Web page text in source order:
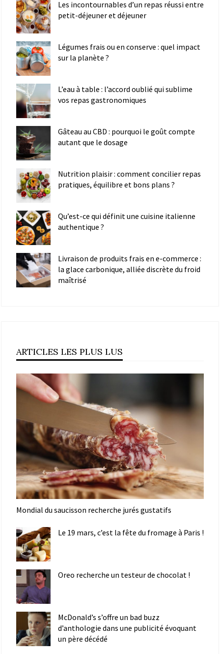
Les incontournables d’un repas réussi entre
petit-déjeuner et déjeuner
Légumes frais ou en conserve : quel impact
sur la planète ?
L’eau à table : l’accord oublié qui sublime
vos repas gastronomiques
Gâteau au CBD : pourquoi le goût compte
autant que le dosage
Nutrition plaisir : comment concilier repas
pratiques, équilibre et bons plans ?
Qu’est-ce qui définit une cuisine italienne
authentique ?
Livraison de produits frais en e-commerce :
la glace carbonique, alliée discrète du froid
maîtrisé
ARTICLES LES PLUS LUS
Mondial du saucisson recherche jurés gustatifs
Le 19 mars, c’est la fête du fromage à Paris !
Oreo recherche un testeur de chocolat !
McDonald’s s’offre un bad buzz
d’anthologie dans une publicité évoquant
un père décédé